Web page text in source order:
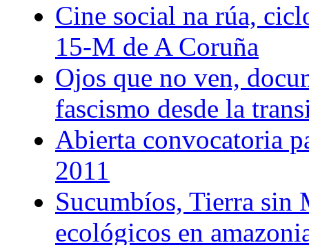
Cine social na rúa,
15-M de A Coruña
Ojos que no ven,
fascismo desde la
Abierta convocatoria
2011
Sucumbíos, Tierra sin
ecológicos en